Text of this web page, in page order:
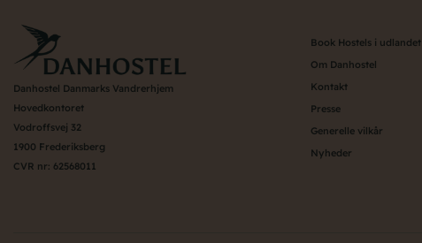
Danhostel Danmarks Vandrerhjem
Hovedkontoret
Vodroffsvej 32
1900 Frederiksberg
CVR nr: 62568011
Book Hostels i udlandet
Om Danhostel
Kontakt
Presse
Generelle vilkår
Nyheder